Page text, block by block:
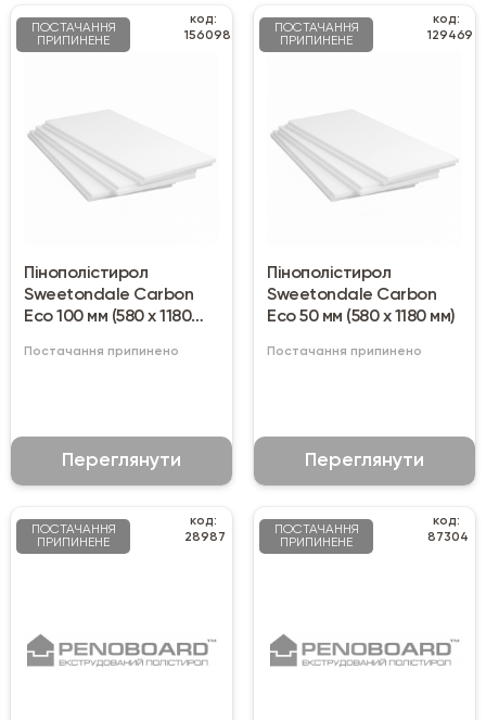
ПОСТАЧАННЯ
ПРИПИНЕНЕ
код:
156098
Пінополістирол
Sweetondale Carbon
Eco 100 мм (580 х 1180
Постачання припинено
Переглянути
ПОСТАЧАННЯ
ПРИПИНЕНЕ
код:
129469
Пінополістирол
Sweetondale Carbon
Eco 50 мм (580 х 1180 мм)
Постачання припинено
Переглянути
ПОСТАЧАННЯ
ПРИПИНЕНЕ
код:
28987
ПОСТАЧАННЯ
ПРИПИНЕНЕ
код:
87304